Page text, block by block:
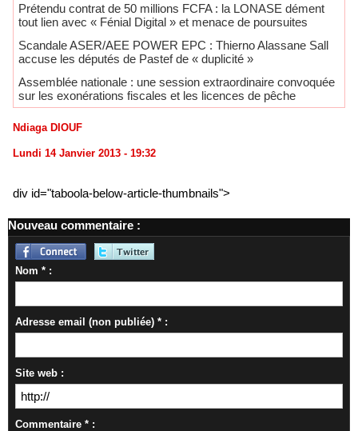
Prétendu contrat de 50 millions FCFA : la LONASE dément
tout lien avec « Fénial Digital » et menace de poursuites
Scandale ASER/AEE POWER EPC : Thierno Alassane Sall
accuse les députés de Pastef de « duplicité »
Assemblée nationale : une session extraordinaire convoquée
sur les exonérations fiscales et les licences de pêche
Ndiaga DIOUF
Lundi 14 Janvier 2013 - 19:32
div id="taboola-below-article-thumbnails">
Nouveau commentaire :
Nom * :
Adresse email (non publiée) * :
Site web :
Commentaire * :